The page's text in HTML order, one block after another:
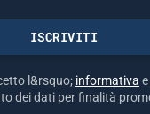
l&rsquo; informativa
dei dati per finalità